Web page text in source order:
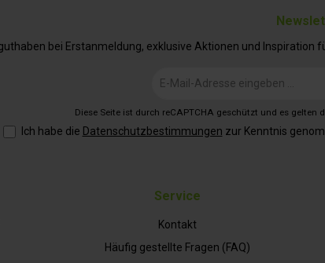
Service
Kontakt
Häufig gestellte Fragen (FAQ)
bei Erstanmeldung, exklusive Aktionen und
Mail-
Diese Seite ist durch reCAPTCHA geschützt und es gelten
Ich habe die Datenschutzbestimmungen zur Kenntnis